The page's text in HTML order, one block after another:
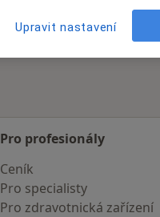
Pro profesionály
Ceník
Pro specialisty
Pro zdravotnická zařízení
Upravit nastavení